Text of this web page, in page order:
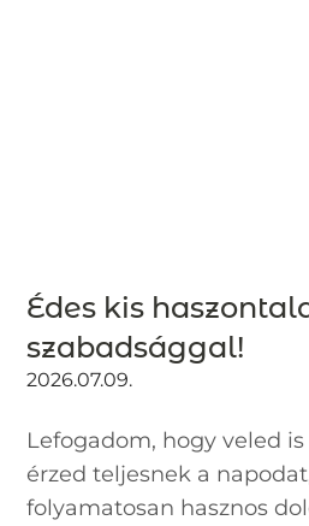
Édes kis
szabadsággal!
2026.07.09.
Lefogadom, hogy veled
érzed teljesnek a
folyamatosan hasznos